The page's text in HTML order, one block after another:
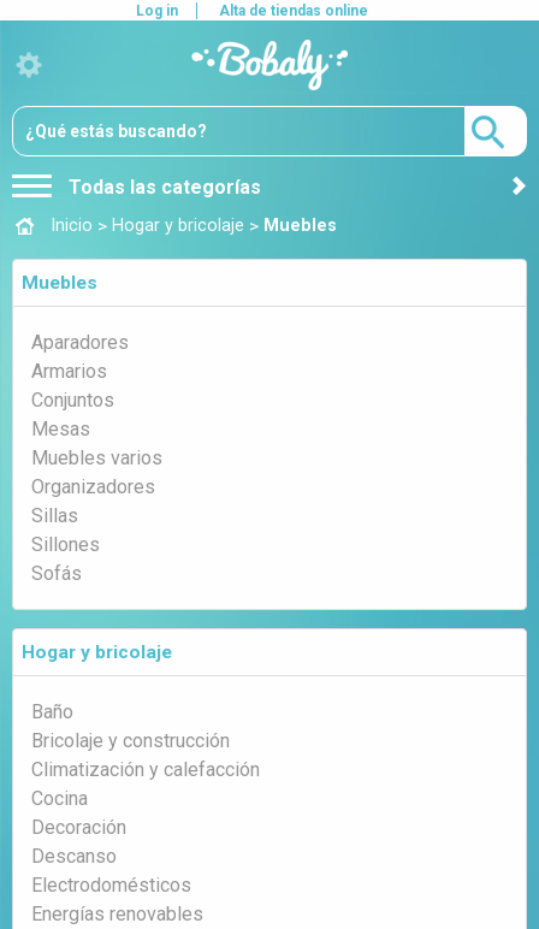
Todas las categorías
Log in Alta de tiendas online
Inicio > Hogar y bricolaje > Muebles
Muebles
Aparadores
Armarios
Conjuntos
Mesas
Muebles varios
Organizadores
Sillas
Sillones
Sofás
Hogar y bricolaje
Baño
Bricolaje y construcción
Climatización y calefacción
Cocina
Decoración
Descanso
Electrodomésticos
Energías renovables